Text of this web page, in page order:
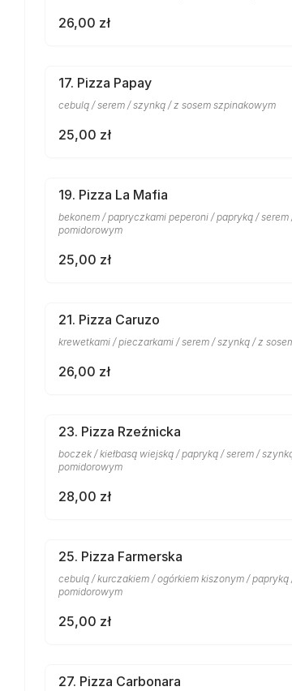
26,00 zł
17. Pizza Papay
cebulą / serem / szynką / z sosem szpinakowym
25,00 zł
19. Pizza La Mafia
bekonem / papryczkami peperoni / papryką / serem
pomidorowym
25,00 zł
21. Pizza Caruzo
krewetkami / pieczarkami / serem / szynką / z
26,00 zł
23. Pizza Rzeźnicka
boczek / kiełbasą wiejską / papryką / serem /
pomidorowym
28,00 zł
25. Pizza Farmerska
cebulą / kurczakiem / ogórkiem kiszonym / papryką
pomidorowym
25,00 zł
27. Pizza Carbonara